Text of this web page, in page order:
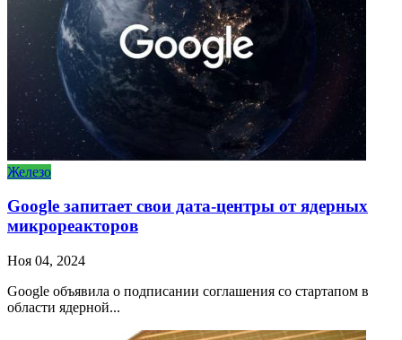
Железо
Google запитает свои дата-центры от ядерных
микрореакторов
Ноя 04, 2024
Google объявила о подписании соглашения со стартапом в
области ядерной...